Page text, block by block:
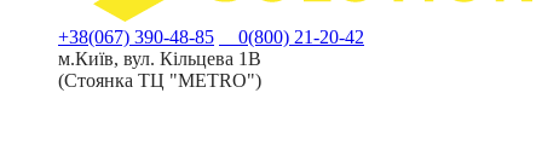
+38(067) 390-48-85
0(800) 21-20-42
м.Київ, вул. Кільцева 1В
(Стоянка ТЦ "METRO")